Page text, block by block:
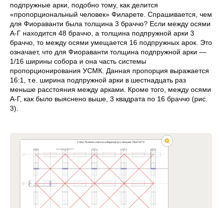
подпружные арки, подобно тому, как делится
«пропорциональный человек» Филарете. Спрашивается, чем
для Фиораванти была толщина 3 браччо? Если между осями
А-Г находится 48 браччо, а толщина подпружной арки 3
браччо, то между осями умещается 16 подпружных арок. Это
означает, что для Фиораванти толщина подпружной арки —
1/16 ширины собора и она часть системы
пропорционирования УСМК. Данная пропорция выражается
16:1, т.е. ширина подпружной арки в шестнадцать раз
меньше расстояния между арками. Кроме того, между осями
А-Г, как было выяснено выше, 3 квадрата по 16 браччо (рис.
3).